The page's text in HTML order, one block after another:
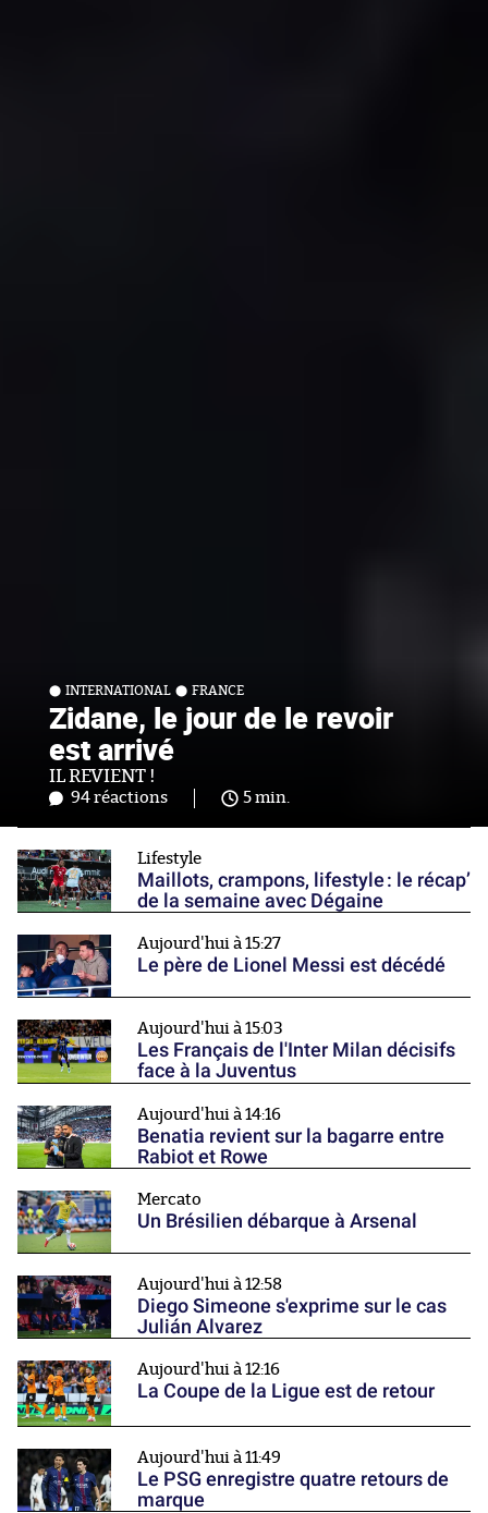
INTERNATIONAL FRANCE
Zidane, le jour de le revoir
est arrivé
IL REVIENT !
94 réactions 5 min.
Lifestyle
Maillots, crampons, lifestyle : le récap’
de la semaine avec Dégaine
Aujourd'hui à 15:27
Le père de Lionel Messi est décédé
Aujourd'hui à 15:03
Les Français de l'Inter Milan décisifs
face à la Juventus
Aujourd'hui à 14:16
Benatia revient sur la bagarre entre
Rabiot et Rowe
Mercato
Un Brésilien débarque à Arsenal
Aujourd'hui à 12:58
Diego Simeone s'exprime sur le cas
Julián Alvarez
Aujourd'hui à 12:16
La Coupe de la Ligue est de retour
Aujourd'hui à 11:49
Le PSG enregistre quatre retours de
marque